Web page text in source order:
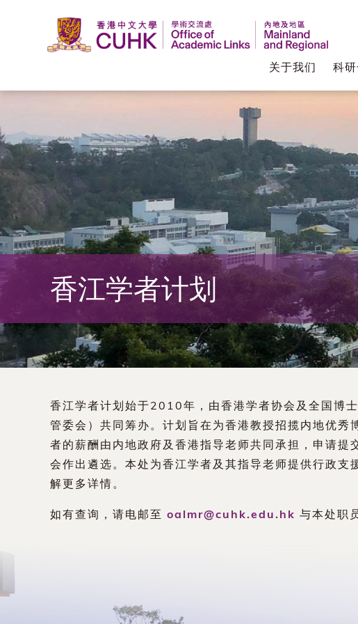
关于我们 科
香
港
中
文
大
学
学
术
交
（内
地
区）
香江学者计划
香江学者计划始于2010年，由香港学者协会及全国博
管委会）共同筹办。计划旨在为香港教授招揽内地优秀
者的薪酬由内地政府及香港指导老师共同承担，申请提
会作出遴选。本处为香江学者及其指导老师提供行政支
解更多详情。
如有查询，请电邮至 oalmr@cuhk.edu.hk 与本处职